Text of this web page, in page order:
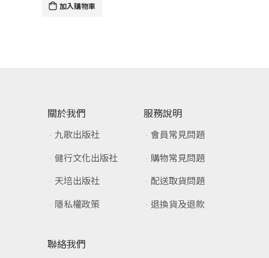
加入購物車
關於我們
九歌出版社
健行文化出版社
天培出版社
隱私權政策
服務說明
會員常見問題
購物常見問題
配送取貨問題
退換貨及退款
聯絡我們